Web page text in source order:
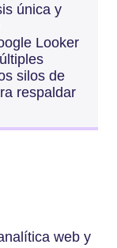
única y
Looker
silos de
respaldar
web y